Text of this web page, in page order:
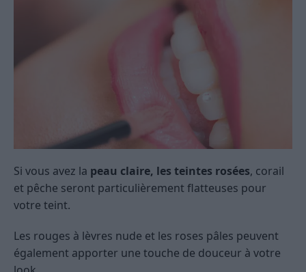
Si vous avez la peau claire, les teintes rosées, corail
et pêche seront particulièrement flatteuses pour
votre teint.
Les rouges à lèvres nude et les roses pâles peuvent
également apporter une touche de douceur à votre